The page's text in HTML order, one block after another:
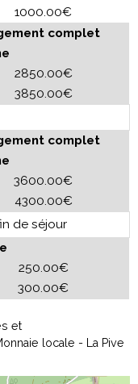
1000.00€
complet
2850.00€
3850.00€
complet
3600.00€
4300.00€
de séjour
250.00€
300.00€
et
locale - La Pive